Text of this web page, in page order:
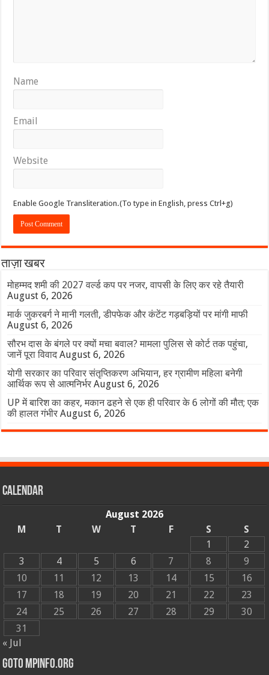
Name
Email
Website
Enable Google Transliteration.(To type in English, press Ctrl+g)
ताज़ा खबर
मोहम्मद शमी की 2027 वर्ल्ड कप पर नजर, वापसी के लिए कर रहे तैयारी
August 6, 2026
मार्क जुकरबर्ग ने मानी गलती, डीपफेक और कंटेंट गड़बड़ियों पर मांगी माफी
August 6, 2026
सौरभ दास के बंगले पर क्यों मचा बवाल? मामला पुलिस से कोर्ट तक पहुंचा,
जानें पूरा विवाद August 6, 2026
योगी सरकार का परिवार संतृप्तिकरण अभियान, हर ग्रामीण महिला बनेगी
आर्थिक रूप से आत्मनिर्भर August 6, 2026
UP में बारिश का कहर, मकान ढहने से एक ही परिवार के 6 लोगों की मौत; एक
की हालत गंभीर August 6, 2026
Calendar
August 2026
M
T W T F S
S
1
2
3
4 5 6 7 8
9
10
11 12 13 14 15
16
17
18 19 20 21 22
23
24
25 26 27 28 29
30
31
« Jul
GOTO MPINFO.ORG